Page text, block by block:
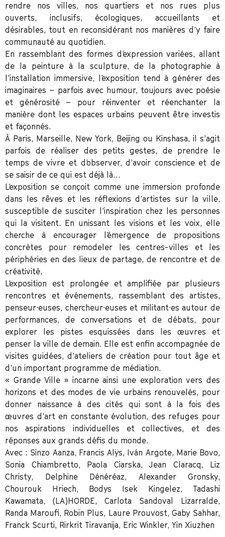
rendre nos villes, nos quartiers et nos rues plus
ouverts, inclusifs, écologiques, accueillants et
désirables, tout en reconsidérant nos manières d’y faire
communauté au quotidien.
En rassemblant des formes d’expression variées, allant
de la peinture à la sculpture, de la photographie à
l’installation immersive, l’exposition tend à générer des
imaginaires – parfois avec humour, toujours avec poésie
et générosité – pour réinventer et réenchanter la
manière dont les espaces urbains peuvent être investis
et façonnés.
À Paris, Marseille, New York, Beijing ou Kinshasa, il s’agit
parfois de réaliser des petits gestes, de prendre le
temps de vivre et d’observer, d’avoir conscience et de
se saisir de ce qui est déjà là…
L’exposition se conçoit comme une immersion profonde
dans les rêves et les réflexions d’artistes sur la ville,
susceptible de susciter l’inspiration chez les personnes
qui la visitent. En unissant les visions et les voix, elle
cherche à encourager l’émergence de propositions
concrètes pour remodeler les centres- villes et les
périphéries en des lieux de partage, de rencontre et de
créativité.
L’exposition est prolongée et amplifiée par plusieurs
rencontres et événements, rassemblant des artistes,
penseur·euses, chercheur·euses et militant·es autour de
performances, de conversations et de débats, pour
explorer les pistes esquissées dans les œuvres et
penser la ville de demain. Elle est enfin accompagnée de
visites guidées, d’ateliers de création pour tout âge et
d’un important programme de médiation.
« Grande Ville » incarne ainsi une exploration vers des
horizons et des modes de vie urbains renouvelés, pour
donner naissance à des cités qui sont à la fois des
œuvres d’art en constante évolution, des refuges pour
nos aspirations individuelles et collectives, et des
réponses aux grands défis du monde.
Avec : Sinzo Aanza, Francis Alÿs, Iván Argote, Marie Bovo,
Sonia Chiambretto, Paola Ciarska, Jean Claracq, Liz
Christy, Delphine Dénéréaz, Alexander Gronsky,
Chourouk Hriech, Bodys Isek Kingelez, Tadashi
Kawamata, (LA)HORDE, Carlota Sandoval Lizarralde,
Randa Maroufi, Robin Plus, Laure Prouvost, Gaby Sahhar,
Franck Scurti, Rirkrit Tiravanija, Eric Winkler, Yin Xiuzhen